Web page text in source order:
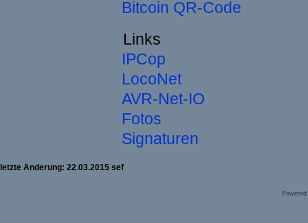
Bitcoin QR-Code
Links
IPCop
LocoNet
AVR-Net-IO
Fotos
Signaturen
letzte Änderung: 22.03.2015 sef